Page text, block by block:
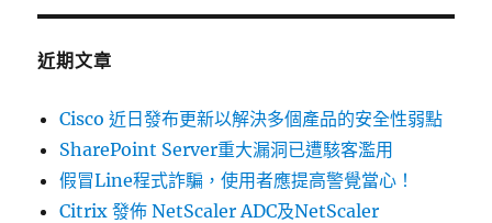
鍵
近期文章
Cisco 近日發布更新以解決多個產品的安全性弱點
SharePoint Server重大漏洞已遭駭客濫用
假冒Line程式詐騙，使用者應提高警覺當心！
Citrix 發佈 NetScaler ADC及NetScaler